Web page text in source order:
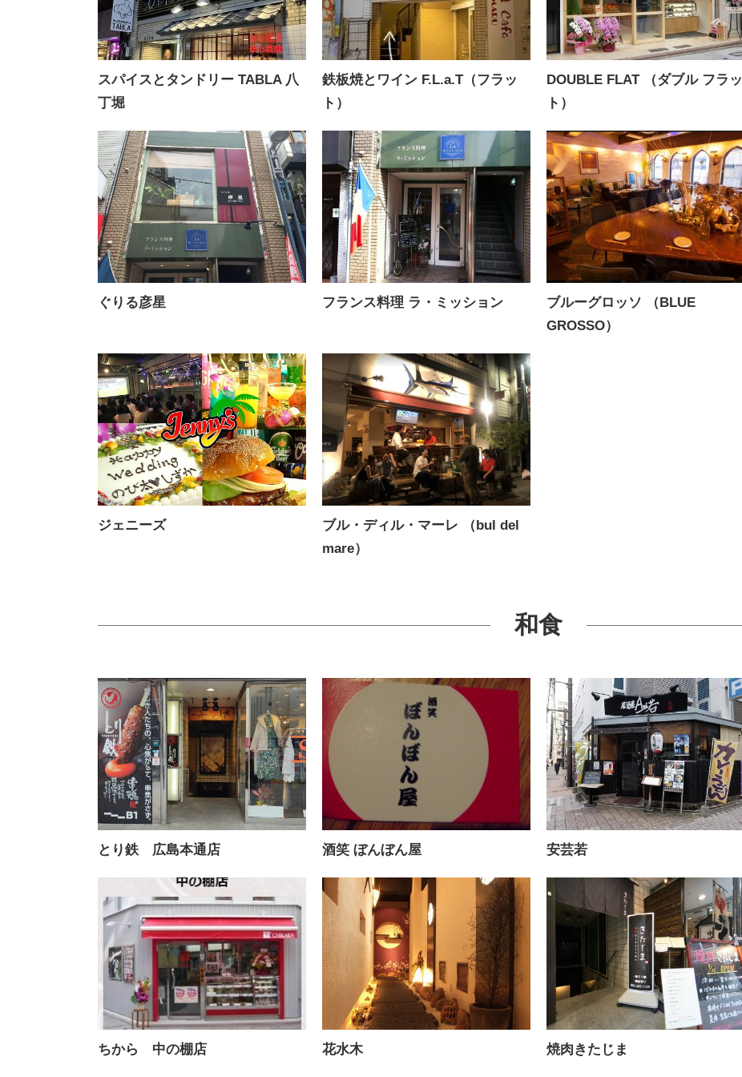
スパイスとタンドリー TABLA 八
丁堀
鉄板焼とワイン F.L.a.T（フラッ
ト）
DOUBLE FLAT （ダブル フラッ
ト）
ぐりる彦星 フランス料理 ラ・ミッション
ブルーグロッソ （BLUE
GROSSO）
ジェニーズ
ブル・ディル・マーレ （bul del
mare）
和食
とり鉄 広島本通店 酒笑 ぼんぼん屋 安芸若
ちから 中の棚店 花水木 焼肉きたじま